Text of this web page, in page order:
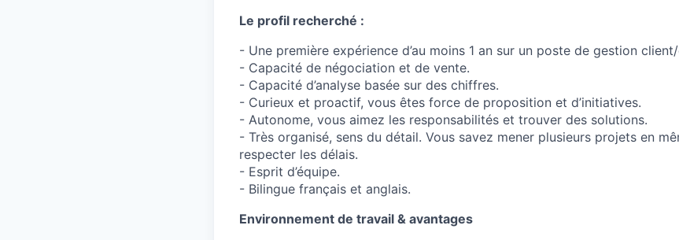
Le profil recherché :
- Une première expérience d’au moins 1 an sur un poste de gestion
- Capacité de négociation et de vente.
- Capacité d’analyse basée sur des chiffres.
- Curieux et proactif, vous êtes force de proposition et d’initiatives.
- Autonome, vous aimez les responsabilités et trouver des solutions.
- Très organisé, sens du détail. Vous savez mener plusieurs projets en
respecter les délais.
- Esprit d’équipe.
- Bilingue français et anglais.
Environnement de travail & avantages